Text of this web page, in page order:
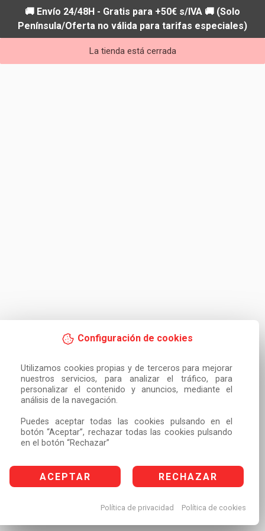
Configuración de cookies
Utilizamos cookies propias y de terceros para mejorar
nuestros servicios, para analizar el tráfico, para
personalizar el contenido y anuncios, mediante el
análisis de la navegación.
Puedes aceptar todas las cookies pulsando en el
botón “Aceptar”, rechazar todas las cookies pulsando
en el botón “Rechazar”
ACEPTAR RECHAZAR
Política de privacidad Política de cookies
🚚 Envío 24/48H - Gratis para +50€ s/IVA 🚚 (Solo
Península/Oferta no válida para tarifas especiales)
La tienda está cerrada